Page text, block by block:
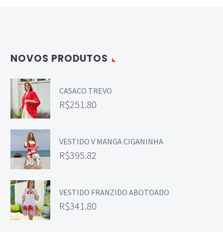
NOVOS PRODUTOS
CASACO TREVO
R$251.80
VESTIDO V MANGA CIGANINHA
R$395.82
VESTIDO FRANZIDO ABOTOADO
R$341.80